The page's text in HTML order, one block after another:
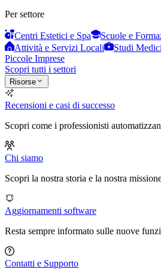
Per settore
Centri Estetici e Spa Scuole e
Attività e Servizi Locali
Studi
Piccole Imprese
Scopri tutti i settori
Risorse
Recensioni e casi di successo
Scopri come i professionisti
Chi siamo
Scopri la nostra storia e la nostra
Aggiornamenti software
Resta sempre informato sulle nuove
Contatti e Supporto